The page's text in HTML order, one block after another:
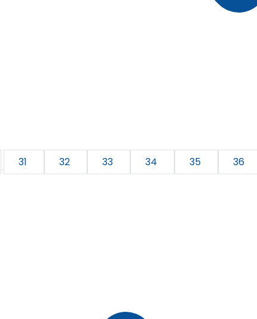
31 32 33 34 35 36